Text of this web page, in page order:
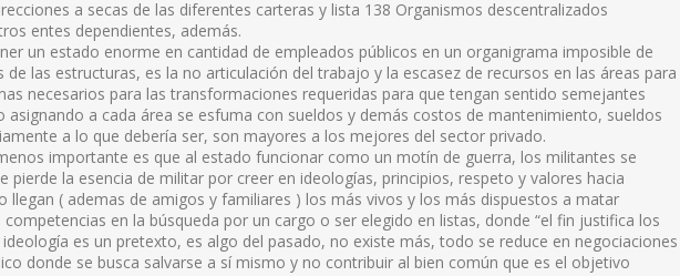
a secas de las diferentes carteras y lista 138 Organismos descentralizados
entes dependientes, además.
un estado enorme en cantidad de empleados públicos en un organigrama imposible de
las estructuras, es la no articulación del trabajo y la escasez de recursos en las áreas para
necesarios para las transformaciones requeridas para que tengan sentido semejantes
asignando a cada área se esfuma con sueldos y demás costos de mantenimiento, sueldos
a lo que debería ser, son mayores a los mejores del sector privado.
importante es que al estado funcionar como un motín de guerra, los militantes se
pierde la esencia de militar por creer en ideologías, principios, respeto y valores hacia
llegan ( ademas de amigos y familiares ) los más vivos y los más dispuestos a matar
en la búsqueda por un cargo o ser elegido en listas, donde “el fin justifica los
ideología es un pretexto, es algo del pasado, no existe más, todo se reduce en negociaciones
donde se busca salvarse a sí mismo y no contribuir al bien común que es el objetivo